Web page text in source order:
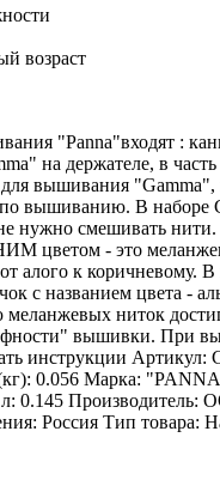
возраст
"Panna"входят :
на держателе, в
вышивания "Gamma",
по вышиванию. В наборе
нужно смешивать
цветом - это
алого к коричневому.
с названием цвета -
ниток
вышивки. При
инструкции Артикул:
0.056 Марка:
л: 0.145
Россия Тип товара: